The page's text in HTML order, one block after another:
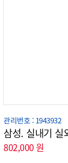
관리번호 : 1943932
삼성. 실내기 실
802,000 원